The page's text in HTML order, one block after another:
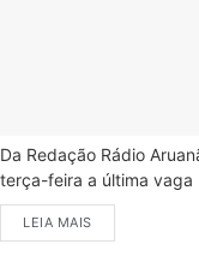
Da Redação Rádio
terça-feira a última vaga
LEIA MAIS